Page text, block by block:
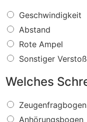
W
a
s
f
ü
r
i
V
e
Geschwindigkeit
Abstand
Rote Ampel
Sonstiger Verstoß
Welches
W
e
Zeugenfragbogen
Anhörungsbogen